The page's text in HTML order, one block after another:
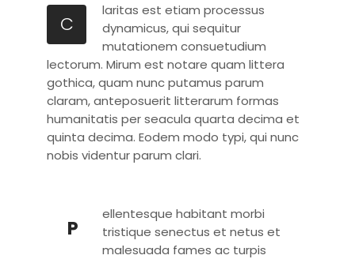
C
laritas est etiam processus
dynamicus, qui sequitur
mutationem consuetudium
lectorum. Mirum est notare quam littera
gothica, quam nunc putamus parum
claram, anteposuerit litterarum formas
humanitatis per seacula quarta decima et
quinta decima. Eodem modo typi, qui nunc
nobis videntur parum clari.
P
ellentesque habitant morbi
tristique senectus et netus et
malesuada fames ac turpis